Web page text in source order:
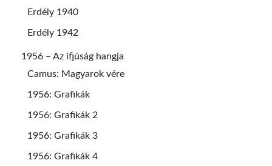
Erdély 1940
Erdély 1942
1956 – Az ifjúság hangja
Camus: Magyarok vére
1956: Grafikák
1956: Grafikák 2
1956: Grafikák 3
1956: Grafikák 4